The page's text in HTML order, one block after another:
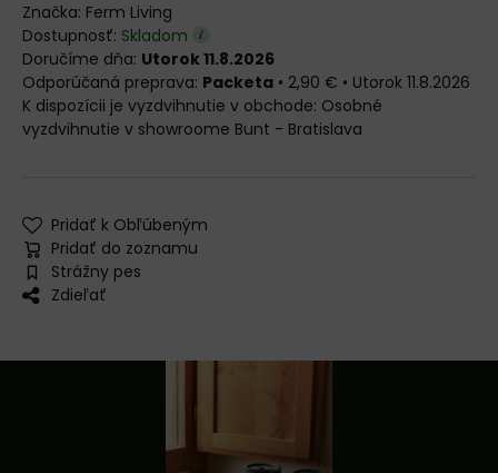
Značka: Ferm Living
Dostupnosť: Skladom
Doručíme dňa: Utorok 11.8.2026
Packeta • 2,90 € • Utorok 11.8.2026
Osobné
vyzdvihnutie v showroome Bunt - Bratislava
Pridať k Obľúbeným
Pridať do zoznamu
Strážny pes
Zdieľať